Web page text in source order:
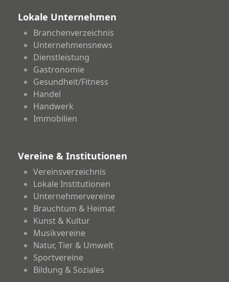
Lokale Unternehmen
Branchenverzeichnis
Unternehmensnews
Dienstleistung
Gastronomie
Gesundheit/Fitness
Handel
Handwerk
Immobilien
Vereine & Institutionen
Vereinsverzeichnis
Lokale Institutionen
Unternehmervereine
Brauchtum & Heimat
Kunst & Kultur
Musikvereine
Natur, Tier & Umwelt
Sportvereine
Bildung & Soziales